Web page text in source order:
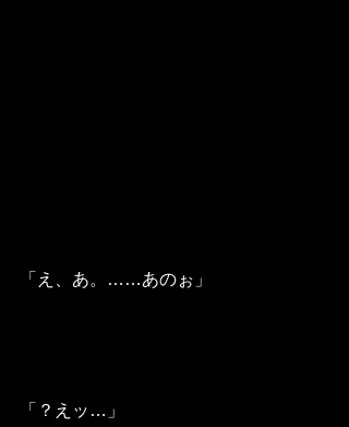
「え、あ。……あのぉ」
「？えッ…」